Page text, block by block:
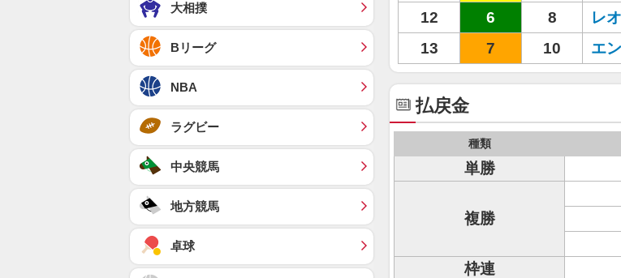
12
6 8 レオ
13
7 10 エ
払戻金
種類
単勝
複勝
枠連
大相撲
Bリーグ
NBA
ラグビー
中央競馬
地方競馬
卓球